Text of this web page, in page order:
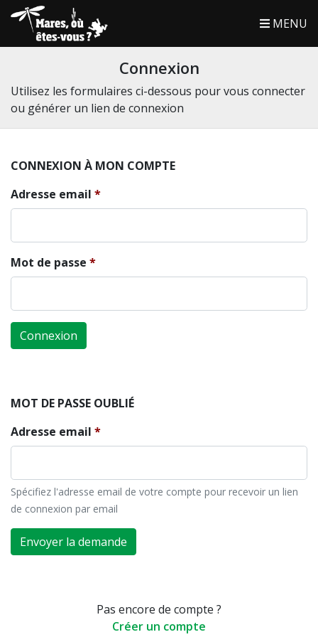
MENU
Connexion
Utilisez les formulaires ci-dessous pour vous connecter
ou générer un lien de connexion
CONNEXION À MON COMPTE
Adresse email
Mot de passe
Connexion
MOT DE PASSE OUBLIÉ
Adresse email
Spécifiez l'adresse email de votre compte pour recevoir un lien
de connexion par email
Envoyer la demande
Pas encore de compte ?
Créer un compte